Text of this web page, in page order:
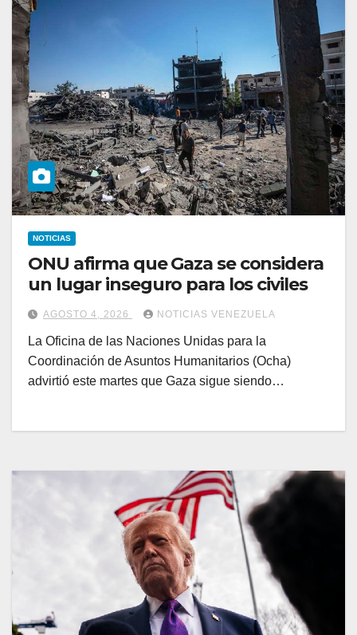
NOTICIAS
ONU afirma que Gaza se considera
un lugar inseguro para los civiles
AGOSTO 4, 2026 NOTICIAS VENEZUELA
La Oficina de las Naciones Unidas para la
Coordinación de Asuntos Humanitarios (Ocha)
advirtió este martes que Gaza sigue siendo…